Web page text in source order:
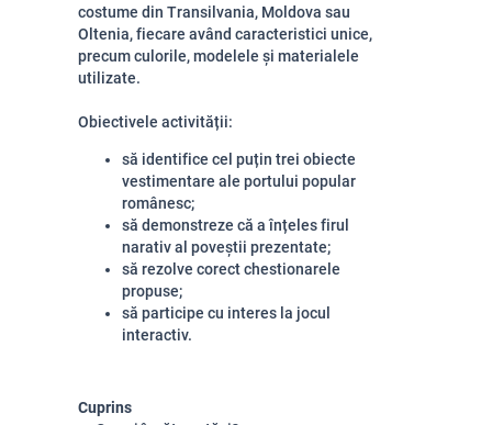
costume din Transilvania, Moldova sau
Oltenia, fiecare având caracteristici unice,
precum culorile, modelele și materialele
utilizate.
Obiectivele activității:
să identifice cel puțin trei obiecte
vestimentare ale portului popular
românesc;
să demonstreze că a înțeles firul
narativ al poveștii prezentate;
să rezolve corect chestionarele
propuse;
să participe cu interes la jocul
interactiv.
Cuprins